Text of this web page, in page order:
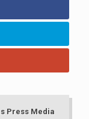
Press Media